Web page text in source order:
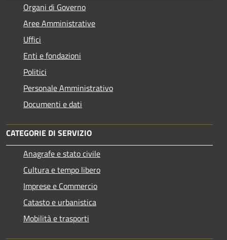
Organi di Governo
Aree Amministrative
Uffici
Enti e fondazioni
Politici
Personale Amministrativo
Documenti e dati
CATEGORIE DI SERVIZIO
Anagrafe e stato civile
Cultura e tempo libero
Imprese e Commercio
Catasto e urbanistica
Mobilità e trasporti